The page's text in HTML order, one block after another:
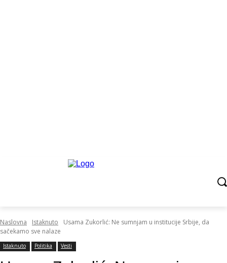
Naslovna Istaknuto
Usama Zukorlić: Ne sumnjam u institucije Srbije, da
sačekamo sve nalaze
Istaknuto Politika Vesti